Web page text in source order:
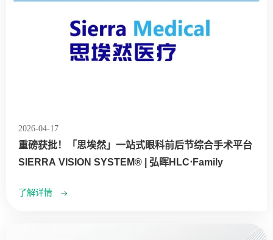
2026-04-17
重磅获批！「思埃然」一站式眼科前后节综合手术平台
SIERRA VISION SYSTEM® | 弘晖HLC⋅Family
了解详情